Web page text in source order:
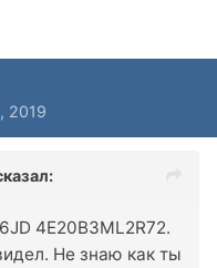
2019
4E20B3ML2R72.
Не знаю как ты